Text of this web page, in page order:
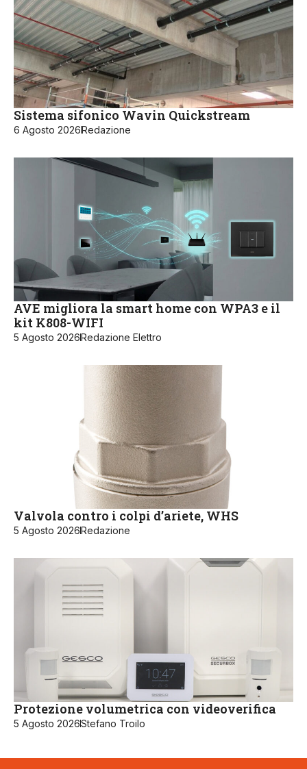
Sistema sifonico Wavin Quickstream
6 Agosto 2026Redazione
AVE migliora la smart home con WPA3 e il
kit K808-WIFI
5 Agosto 2026Redazione Elettro
Valvola contro i colpi d’ariete, WHS
5 Agosto 2026Redazione
Protezione volumetrica con videoverifica
5 Agosto 2026Stefano Troilo